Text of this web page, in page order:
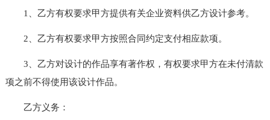
1、乙方有权要求甲方提供有关企业资料供乙方设计参考。
2、乙方有权要求甲方按照合同约定支付相应款项。
3、乙方对设计的作品享有著作权，有权要求甲方在未付清款
项之前不得使用该设计作品。
乙方义务：